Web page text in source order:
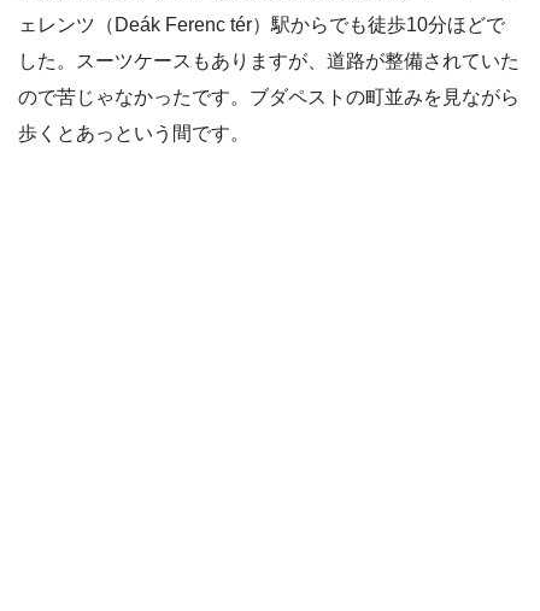
ェレンツ（Deák Ferenc tér）駅からでも徒歩10分ほどで
した。スーツケースもありますが、道路が整備されていた
ので苦じゃなかったです。ブダペストの町並みを見ながら
歩くとあっという間です。